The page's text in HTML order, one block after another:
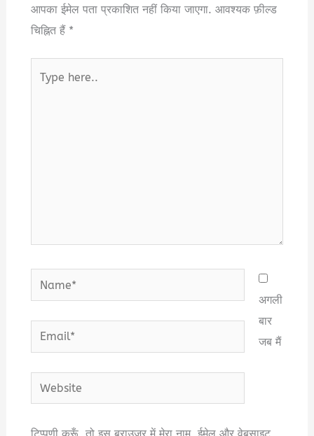
आपका ईमेल पता प्रकाशित नहीं किया जाएगा. आवश्यक फ़ील्ड
चिह्नित हैं *
Name*
Email*
Website
अगली
बार
जब मैं